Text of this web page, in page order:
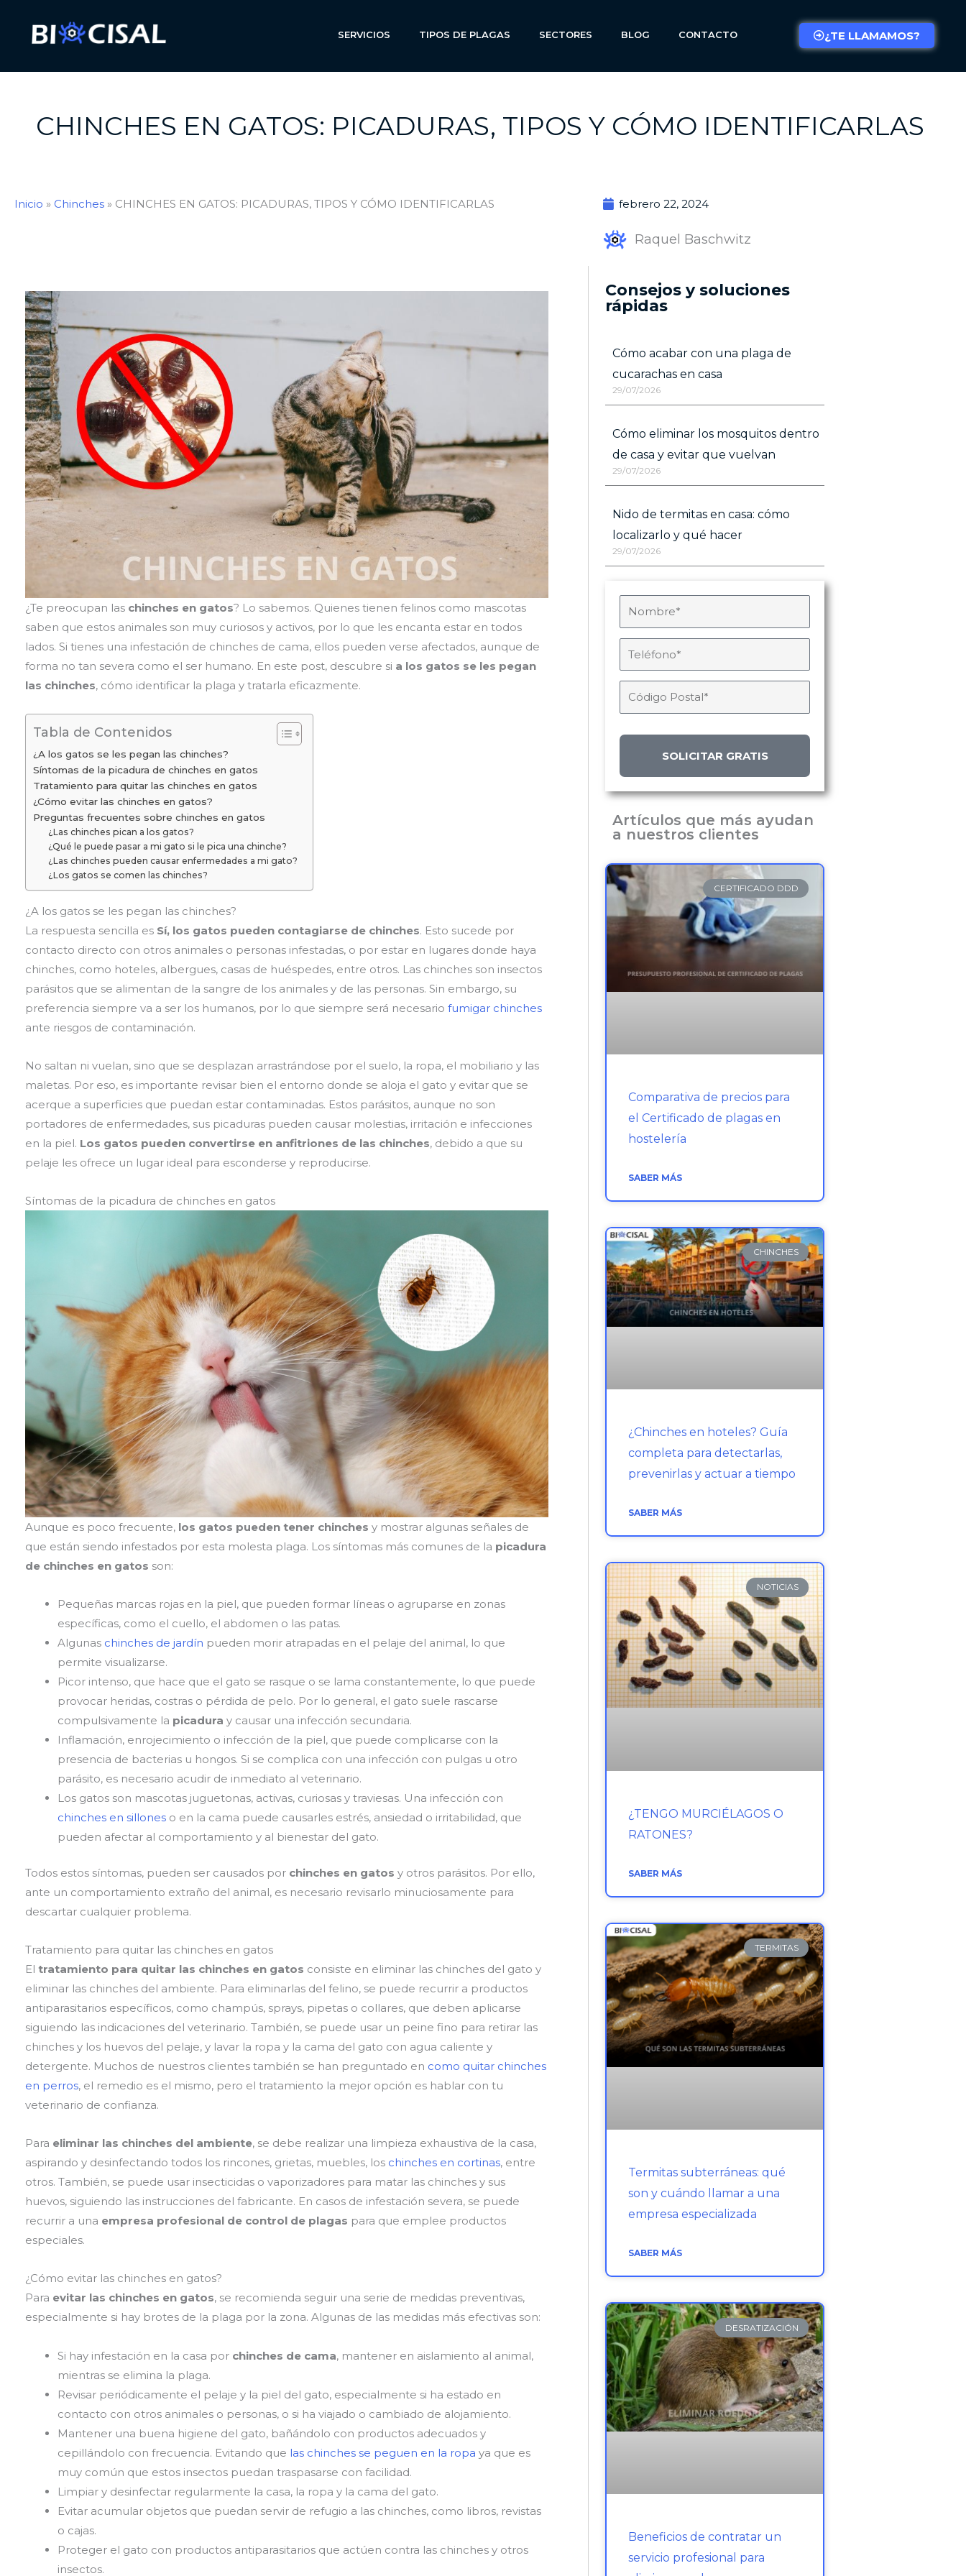
contenido
SERVICIOS TIPOS DE PLAGAS SECTORES BLOG CONTACTO ¿TE LLAMAMOS?
CHINCHES EN GATOS: PICADURAS, TIPOS Y CÓMO IDENTIFICARLAS
Inicio » Chinches » CHINCHES EN GATOS: PICADURAS, TIPOS Y CÓMO IDENTIFICARLAS febrero 22, 2024
Raquel Baschwitz
¿Te preocupan las chinches en gatos? Lo sabemos. Quienes tienen felinos como mascotas
saben que estos animales son muy curiosos y activos, por lo que les encanta estar en todos
lados. Si tienes una infestación de chinches de cama, ellos pueden verse afectados, aunque de
forma no tan severa como el ser humano. En este post, descubre si a los gatos se les pegan
las chinches, cómo identificar la plaga y tratarla eficazmente.
Tabla de Contenidos
¿A los gatos se les pegan las chinches?
Síntomas de la picadura de chinches en gatos
Tratamiento para quitar las chinches en gatos
¿Cómo evitar las chinches en gatos?
Preguntas frecuentes sobre chinches en gatos
¿Las chinches pican a los gatos?
¿Qué le puede pasar a mi gato si le pica una chinche?
¿Las chinches pueden causar enfermedades a mi gato?
¿Los gatos se comen las chinches?
¿A los gatos se les pegan las chinches?
La respuesta sencilla es Sí, los gatos pueden contagiarse de chinches. Esto sucede por
contacto directo con otros animales o personas infestadas, o por estar en lugares donde haya
chinches, como hoteles, albergues, casas de huéspedes, entre otros. Las chinches son insectos
parásitos que se alimentan de la sangre de los animales y de las personas. Sin embargo, su
preferencia siempre va a ser los humanos, por lo que siempre será necesario fumigar chinches
ante riesgos de contaminación.
No saltan ni vuelan, sino que se desplazan arrastrándose por el suelo, la ropa, el mobiliario y las
maletas. Por eso, es importante revisar bien el entorno donde se aloja el gato y evitar que se
acerque a superficies que puedan estar contaminadas. Estos parásitos, aunque no son
portadores de enfermedades, sus picaduras pueden causar molestias, irritación e infecciones
en la piel. Los gatos pueden convertirse en anfitriones de las chinches, debido a que su
pelaje les ofrece un lugar ideal para esconderse y reproducirse.
Síntomas de la picadura de chinches en gatos
Aunque es poco frecuente, los gatos pueden tener chinches y mostrar algunas señales de
que están siendo infestados por esta molesta plaga. Los síntomas más comunes de la picadura
de chinches en gatos son:
Pequeñas marcas rojas en la piel, que pueden formar líneas o agruparse en zonas
específicas, como el cuello, el abdomen o las patas.
Algunas chinches de jardín pueden morir atrapadas en el pelaje del animal, lo que
permite visualizarse.
Picor intenso, que hace que el gato se rasque o se lama constantemente, lo que puede
provocar heridas, costras o pérdida de pelo. Por lo general, el gato suele rascarse
compulsivamente la picadura y causar una infección secundaria.
Inflamación, enrojecimiento o infección de la piel, que puede complicarse con la
presencia de bacterias u hongos. Si se complica con una infección con pulgas u otro
parásito, es necesario acudir de inmediato al veterinario.
Los gatos son mascotas juguetonas, activas, curiosas y traviesas. Una infección con
chinches en sillones o en la cama puede causarles estrés, ansiedad o irritabilidad, que
pueden afectar al comportamiento y al bienestar del gato.
Todos estos síntomas, pueden ser causados por chinches en gatos y otros parásitos. Por ello,
ante un comportamiento extraño del animal, es necesario revisarlo minuciosamente para
descartar cualquier problema.
Tratamiento para quitar las chinches en gatos
El tratamiento para quitar las chinches en gatos consiste en eliminar las chinches del gato y
eliminar las chinches del ambiente. Para eliminarlas del felino, se puede recurrir a productos
antiparasitarios específicos, como champús, sprays, pipetas o collares, que deben aplicarse
siguiendo las indicaciones del veterinario. También, se puede usar un peine fino para retirar las
chinches y los huevos del pelaje, y lavar la ropa y la cama del gato con agua caliente y
detergente. Muchos de nuestros clientes también se han preguntado en como quitar chinches
en perros, el remedio es el mismo, pero el tratamiento la mejor opción es hablar con tu
veterinario de confianza.
Para eliminar las chinches del ambiente, se debe realizar una limpieza exhaustiva de la casa,
aspirando y desinfectando todos los rincones, grietas, muebles, los chinches en cortinas, entre
otros. También, se puede usar insecticidas o vaporizadores para matar las chinches y sus
huevos, siguiendo las instrucciones del fabricante. En casos de infestación severa, se puede
recurrir a una empresa profesional de control de plagas para que emplee productos
especiales.
¿Cómo evitar las chinches en gatos?
Para evitar las chinches en gatos, se recomienda seguir una serie de medidas preventivas,
especialmente si hay brotes de la plaga por la zona. Algunas de las medidas más efectivas son:
Si hay infestación en la casa por chinches de cama, mantener en aislamiento al animal,
mientras se elimina la plaga.
Revisar periódicamente el pelaje y la piel del gato, especialmente si ha estado en
contacto con otros animales o personas, o si ha viajado o cambiado de alojamiento.
Mantener una buena higiene del gato, bañándolo con productos adecuados y
cepillándolo con frecuencia. Evitando que las chinches se peguen en la ropa ya que es
muy común que estos insectos puedan traspasarse con facilidad.
Limpiar y desinfectar regularmente la casa, la ropa y la cama del gato.
Evitar acumular objetos que puedan servir de refugio a las chinches, como libros, revistas
o cajas.
Proteger el gato con productos antiparasitarios que actúen contra las chinches y otros
insectos.
Consejos y soluciones
rápidas
Cómo acabar con una plaga de
cucarachas en casa
29/07/2026
Cómo eliminar los mosquitos dentro
de casa y evitar que vuelvan
29/07/2026
Nido de termitas en casa: cómo
localizarlo y qué hacer
29/07/2026
SOLICITAR GRATIS
Artículos que más ayudan
a nuestros clientes
CERTIFICADO DDD
Comparativa de precios para
el Certificado de plagas en
hostelería
SABER MÁS
CHINCHES
¿Chinches en hoteles? Guía
completa para detectarlas,
prevenirlas y actuar a tiempo
SABER MÁS
NOTICIAS
¿TENGO MURCIÉLAGOS O
RATONES?
SABER MÁS
TERMITAS
Termitas subterráneas: qué
son y cuándo llamar a una
empresa especializada
SABER MÁS
DESRATIZACIÓN
Beneficios de contratar un
servicio profesional para